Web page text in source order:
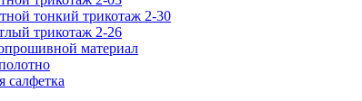
тонкий трикотаж 2-30
трикотаж 2-26
материал
салфетка